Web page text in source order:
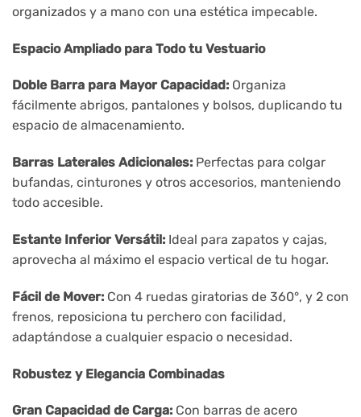
organizados y a mano con una estética impecable.
Espacio Ampliado para Todo tu Vestuario
Doble Barra para Mayor Capacidad: Organiza
fácilmente abrigos, pantalones y bolsos, duplicando tu
espacio de almacenamiento.
Barras Laterales Adicionales: Perfectas para colgar
bufandas, cinturones y otros accesorios, manteniendo
todo accesible.
Estante Inferior Versátil: Ideal para zapatos y cajas,
aprovecha al máximo el espacio vertical de tu hogar.
Fácil de Mover: Con 4 ruedas giratorias de 360°, y 2 con
frenos, reposiciona tu perchero con facilidad,
adaptándose a cualquier espacio o necesidad.
Robustez y Elegancia Combinadas
Gran Capacidad de Carga: Con barras de acero